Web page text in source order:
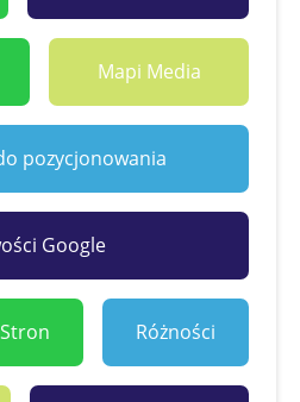
Mapi Media
pozycjonowania
Google
Różności